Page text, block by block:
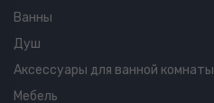
Ванны
Душ
Аксессуары для ванной комнаты
Мебель